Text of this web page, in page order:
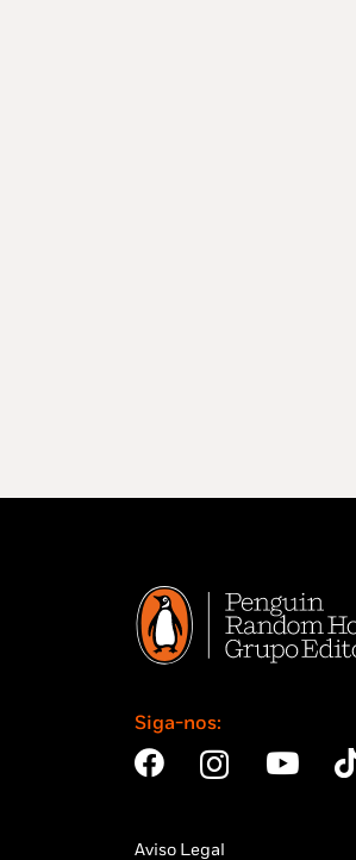
Siga-nos:
Aviso Legal